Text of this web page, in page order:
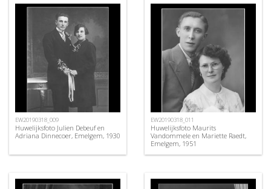
EW20190318_009
Huwelijksfoto Julien Debeuf en
Adriana Dinnecoer, Emelgem, 1930
EW20190318_011
Huwelijksfoto Maurits
Vandommele en Mariette Raedt,
Emelgem, 1951